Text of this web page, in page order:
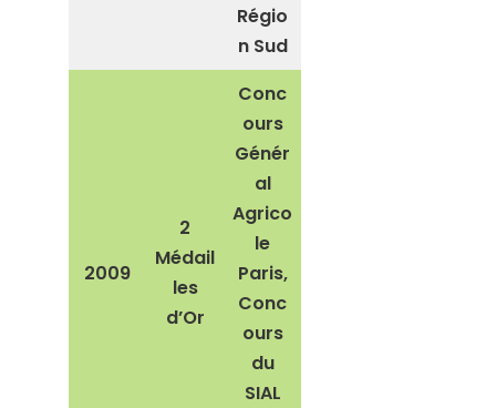
Régio
n Sud
2009
2
Médail
les
d’Or
Conc
ours
Génér
al
Agrico
le
Paris,
Conc
ours
du
SIAL